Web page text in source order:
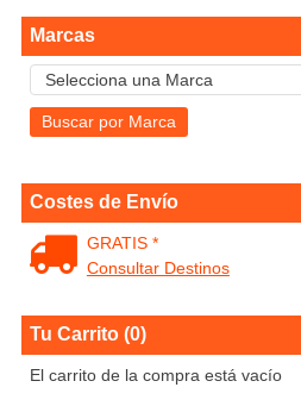
Marcas
Costes de Envío
GRATIS *
Consultar Destinos
Tu Carrito (0)
El carrito de la compra está vacío